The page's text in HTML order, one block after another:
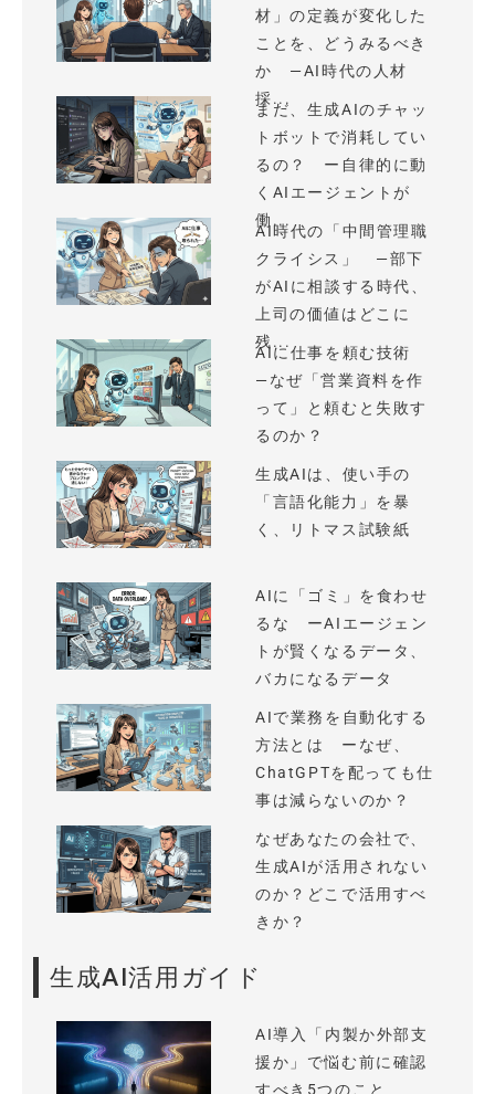
材」の定義が変化した
ことを、どうみるべき
か —AI時代の人材
採...
まだ、生成AIのチャッ
トボットで消耗してい
るの？ ー自律的に動
くAIエージェントが
働...
AI時代の「中間管理職
クライシス」 —部下
がAIに相談する時代、
上司の価値はどこに
残...
AIに仕事を頼む技術
—なぜ「営業資料を作
って」と頼むと失敗す
るのか？
生成AIは、使い手の
「言語化能力」を暴
く、リトマス試験紙
AIに「ゴミ」を食わせ
るな ーAIエージェン
トが賢くなるデータ、
バカになるデータ
AIで業務を自動化する
方法とは ーなぜ、
ChatGPTを配っても仕
事は減らないのか？
なぜあなたの会社で、
生成AIが活用されない
のか？どこで活用すべ
きか？
生成AI活用ガイド
AI導入「内製か外部支
援か」で悩む前に確認